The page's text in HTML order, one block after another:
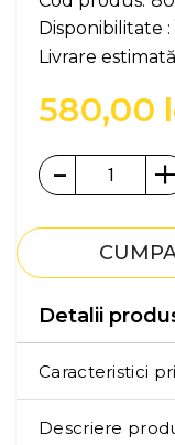
Disponibilitate :
Livrare
580,00
-
Detalii
Caracteristici
Descriere